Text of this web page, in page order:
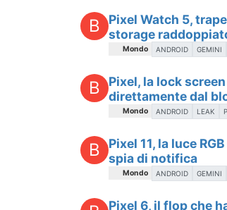
B
Pixel Watch 5,
storage
Mondo ANDROID GEMINI
B
Pixel, la lock
direttamente dal
Mondo ANDROID LEAK
B
Pixel 11, la luce
spia di notifica
Mondo ANDROID GEMINI
Pixel 6, il flop che